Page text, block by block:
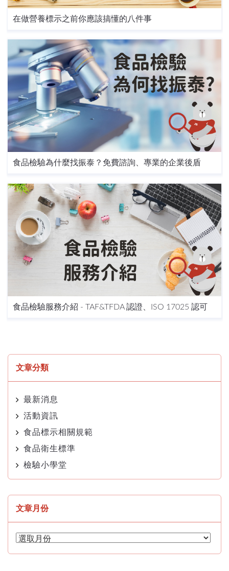
在做營養標示之前你應該搞懂的八件事
食品檢驗為什麼找振泰？免費諮詢、專業的企業後盾
食品檢驗服務介紹 - TAF&TFDA 認證、ISO 17025 認可
文章分類
最新消息
活動資訊
食品標示相關規範
食品衛生標準
檢驗小學堂
文章月份
文